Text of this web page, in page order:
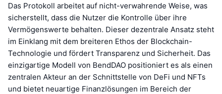
Das Protokoll arbeitet auf nicht-verwahrende Weise, was
sicherstellt, dass die Nutzer die Kontrolle über ihre
Vermögenswerte behalten. Dieser dezentrale Ansatz steht
im Einklang mit dem breiteren Ethos der Blockchain-
Technologie und fördert Transparenz und Sicherheit. Das
einzigartige Modell von BendDAO positioniert es als einen
zentralen Akteur an der Schnittstelle von DeFi und NFTs
und bietet neuartige Finanzlösungen im Bereich der